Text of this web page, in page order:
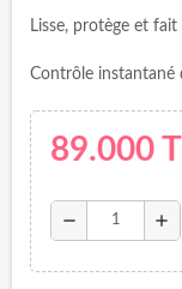
Lisse, protège et
Contrôle instantané
89.000
remove add